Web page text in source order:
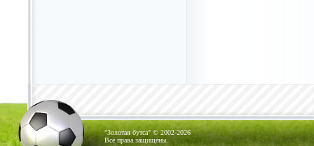
"Золотая бутса" © 2002-2026
Все права защищены.